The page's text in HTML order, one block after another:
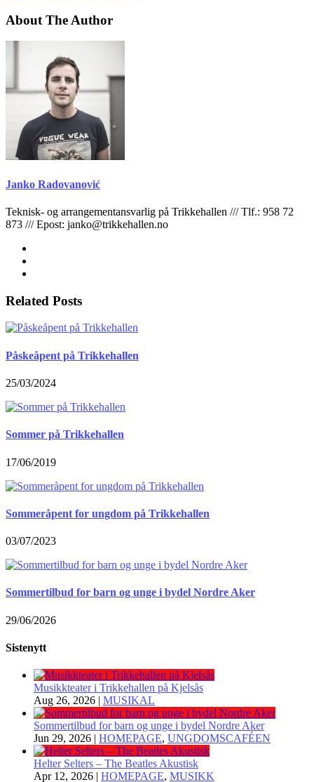
About The Author
Janko Radovanović
Teknisk- og arrangementansvarlig på Trikkehallen /// Tlf.: 958 72
873 /// Epost: janko@trikkehallen.no
Related Posts
Påskeåpent på Trikkehallen
25/03/2024
Sommer på Trikkehallen
17/06/2019
Sommeråpent for ungdom på Trikkehallen
03/07/2023
Sommertilbud for barn og unge i bydel Nordre Aker
29/06/2026
Sistenytt
Musikkteater i Trikkehallen på Kjelsås
Aug 26, 2026 | MUSIKAL
Sommertilbud for barn og unge i bydel Nordre Aker
Jun 29, 2026 | HOMEPAGE, UNGDOMSCAFÉEN
Helter Selters – The Beatles Akustisk
Apr 12, 2026 | HOMEPAGE, MUSIKK